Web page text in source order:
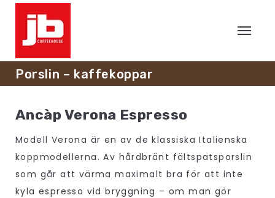
Porslin – kaffekoppar
Ancàp Verona Espresso
Modell Verona är en av de klassiska Italienska
koppmodellerna. Av hårdbränt fältspatsporslin
som går att värma maximalt bra för att inte
kyla espresso vid bryggning – om man gör